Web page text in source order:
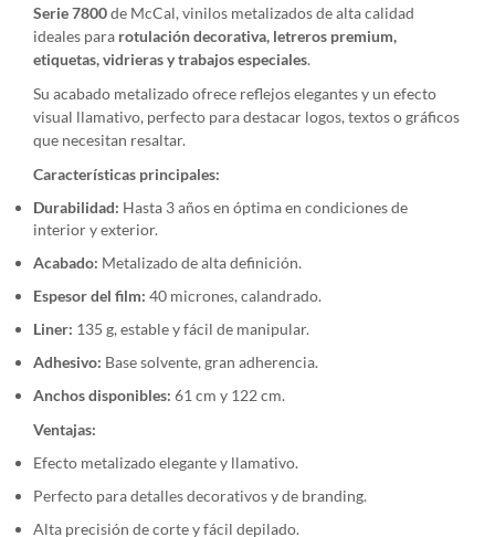
Serie 7800de McCal, vinilos metalizados de alta calidad
ideales para rotulación decorativa, letreros premium,
etiquetas, vidrieras y trabajos especiales.
Su acabado metalizado ofrece reflejos elegantes y un efecto
visual llamativo, perfecto para destacar logos, textos o gráficos
que necesitan resaltar.
Características principales:
Durabilidad: Hasta 3 años en óptima en condiciones de
interior y exterior.
Acabado: Metalizado de alta definición.
Espesor del film: 40 micrones, calandrado.
Liner: 135 g, estable y fácil de manipular.
Adhesivo: Base solvente, gran adherencia.
Anchos disponibles: 61 cm y 122 cm.
Ventajas:
Efecto metalizado elegante y llamativo.
Perfecto para detalles decorativos y de branding.
Alta precisión de corte y fácil depilado.